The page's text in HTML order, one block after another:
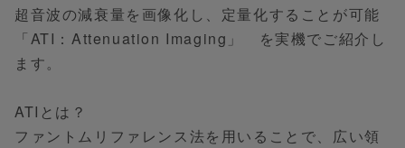
超音波の減衰量を画像化し、定量化することが可能
「ATI：Attenuation Imaging」 を実機でご紹介し
ます。
ATIとは？
ファントムリファレンス法を用いることで、広い領